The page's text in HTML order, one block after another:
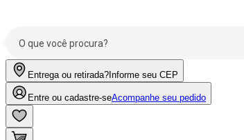
Entrega ou retirada? Informe seu CEP
Entre ou cadastre-seAcompanhe seu pedido